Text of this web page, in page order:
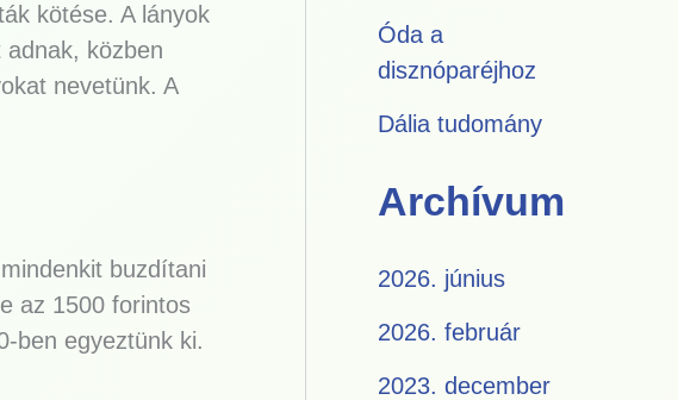
kötése. A lányok
közben
nevetünk. A
buzdítani
az 1500 forintos
ben egyeztünk ki.
Óda a
disznóparéjhoz
Dália tudomány
Archívum
2026. június
2026. február
2023. december